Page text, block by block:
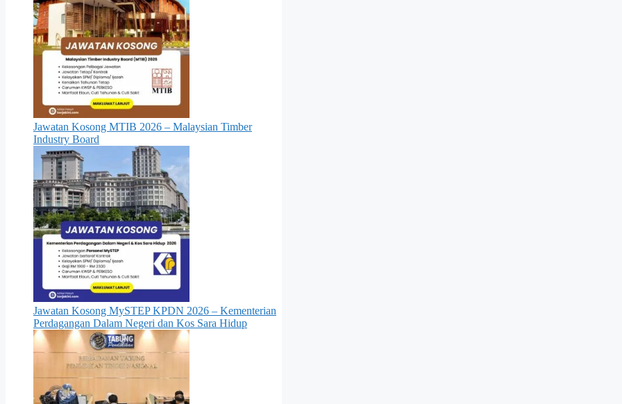
Jawatan Kosong MTIB 2026 – Malaysian Timber
Industry Board
Jawatan Kosong MySTEP KPDN 2026 – Kementerian
Perdagangan Dalam Negeri dan Kos Sara Hidup